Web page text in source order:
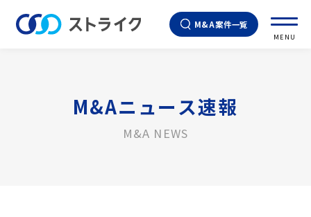
M&A案件一覧
MENU
M&Aニュース速報
M&A NEWS